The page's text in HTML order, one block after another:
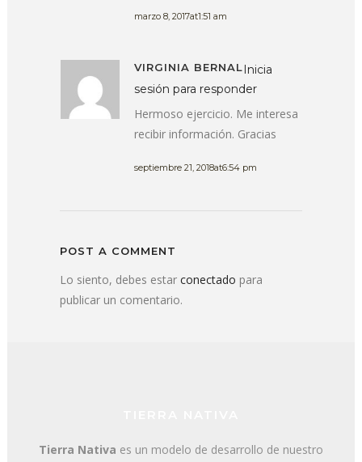
marzo 8, 2017at1:51 am
VIRGINIA BERNAL Inicia
sesión para responder
Hermoso ejercicio. Me interesa
recibir información. Gracias
septiembre 21, 2018at6:54 pm
POST A COMMENT
Lo siento, debes estar conectado para
publicar un comentario.
Tierra Nativa es un modelo de desarrollo de nuestro